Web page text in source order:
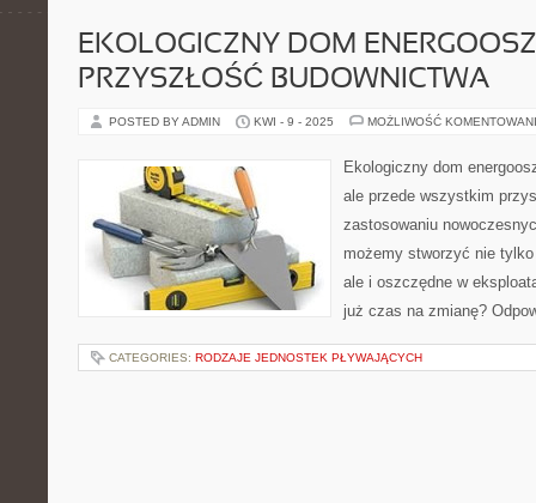
EKOLOGICZNY DOM
PRZYSZŁOŚĆ BUDOWNICTWA
POSTED BY ADMIN KWI - 9 - 2025 MOŻLIWOŚĆ
Ekologiczny dom
ale przede wszystkim
zastosowaniu
możemy stworzyć nie
ale i oszczędne w
już czas na zmianę?
CATEGORIES: RODZAJE JEDNOSTEK PŁYWAJĄCYCH